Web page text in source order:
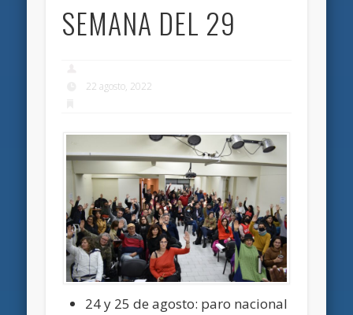
SEMANA DEL 29
22 agosto, 2022
24 y 25 de agosto: paro nacional